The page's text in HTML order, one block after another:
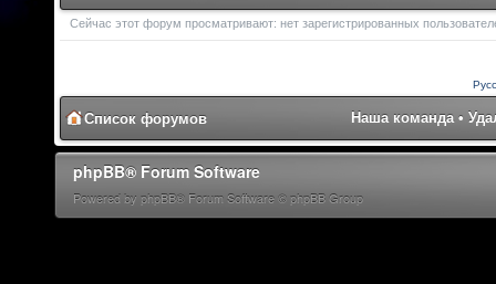
Сейчас этот форум просматривают: нет зарегистрированных
Список форумов Наша команда •
phpBB® Forum Software
Powered by phpBB® Forum Software © phpBB Group